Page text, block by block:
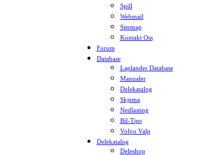
Spill
Webmail
Sitemap
Kontakt Oss
Forum
Database
Laplander Database
Manualer
Delekatalog
Skjema
Nedlasting
Bil-Tips
Volvo Valp
Delekatalog
Deleshop